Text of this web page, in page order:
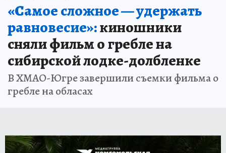
«Самое сложное — удержать
равновесие»:киношники
сняли фильм о гребле на
сибирской лодке-долбленке
В ХМАО-Югре завершили съемки фильма о
гребле на обласах